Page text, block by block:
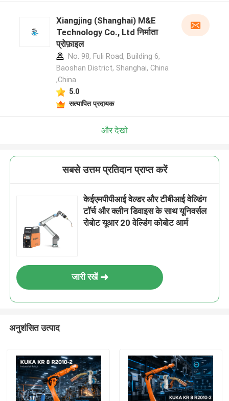
Xiangjing (Shanghai) M&E
Technology Co., Ltd निर्माता
प्रोफ़ाइल
No. 98, Fuli Road, Building 6,
Baoshan District, Shanghai, China
,China
5.0
सत्यापित प्रदायक
और देखो
सबसे उत्तम प्रतिदान प्राप्त करें
केईएमपीपीआई वेल्डर और टीबीआई वेल्डिंग
टॉर्च और क्लीन डिवाइस के साथ यूनिवर्सल
रोबोट यूआर 20 वेल्डिंग कोबोट आर्म
जारी रखें
अनुशंसित उत्पाद